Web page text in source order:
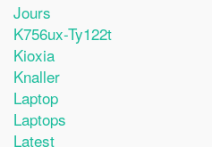
Jours
K756ux-Ty122t
Kioxia
Knaller
Laptop
Laptops
Latest